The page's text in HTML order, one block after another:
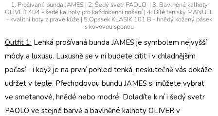
1. Prošívaná bunda JAMES | 2. Šedý svetr PAOLO | 3. Bavlněné kalhoty
OLIVER 404 - šedé kalhoty pro každodenní nošení | 4. Bílé tenisky MANUEL
- kvalitní boty z pravé kůže | 5.Opasek KLASIK 101 B - hnědý kožený pásek
s kovovou sponou
Outfit 1: Lehká prošívaná bunda JAMES je symbolem nejvyšší
módy a luxusu. Luxusně se v ní budete cítit i v chladnějším
počasí - i když je na první pohled tenká, neskutečně vás dokáže
udržet v teple. Přechodovou bundu JAMES si můžete vybrat
ve smetanové, hnědé nebo modré. Doladíte k ní i šedý svetr
PAOLO ve stejné barvě a bavlněné kalhoty OLIVER v